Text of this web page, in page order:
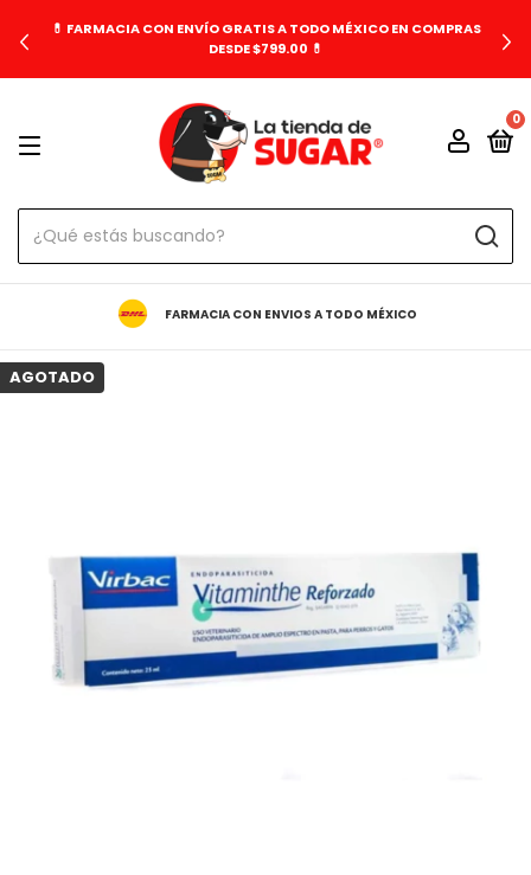
💊 FARMACIA CON ENVÍO GRATIS A TODO MÉXICO EN COMPRAS
DESDE $799.00 💊
0
FARMACIA CON ENVIOS A TODO MÉXICO
AGOTADO